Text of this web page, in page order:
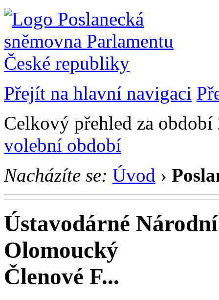
Přejít na hlavní navigaci
Celkový přehled za
volební období
Nacházíte se: Úvod ›
Ústavodárné
Olomoucký
Členové F...